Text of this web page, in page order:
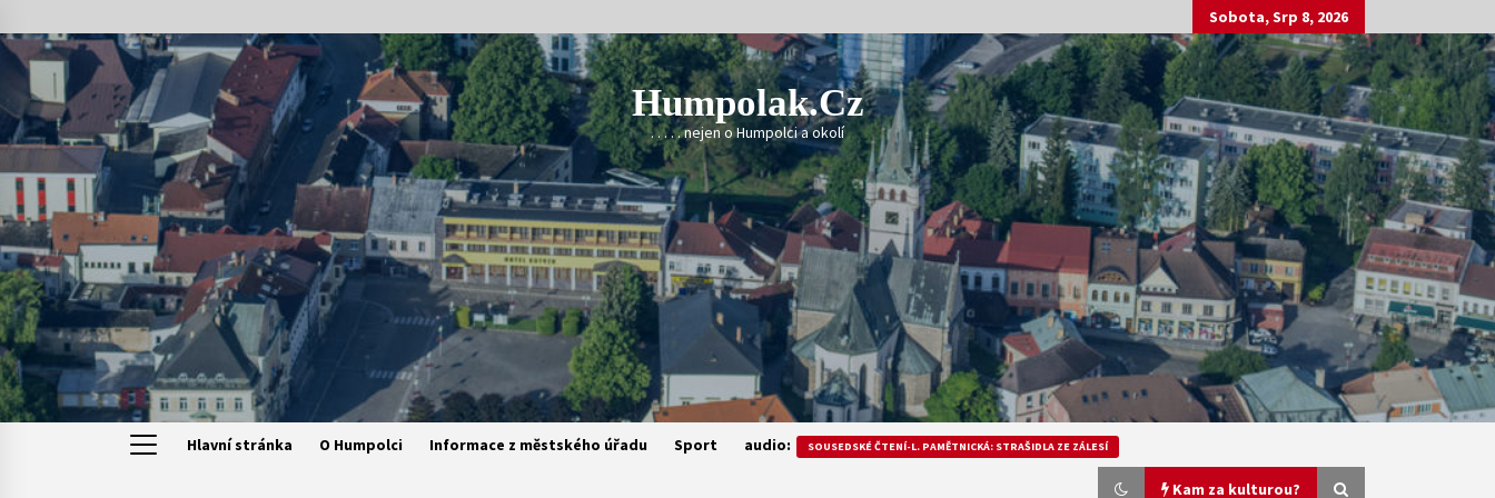
to
content
Sobota, Srp 8, 2026
Humpolak.cz
. . . . . nejen o Humpolci a okolí
Hlavní stránka O Humpolci Informace z městského úřadu Sport audio: SOUSEDSKÉ ČTENÍ-L. PAMĚTNICKÁ: STRAŠIDLA ZE ZÁLESÍ
Kam za kulturou?